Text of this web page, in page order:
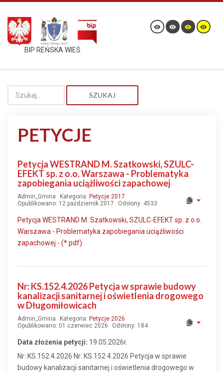
BIP REŃSKA WIEŚ
SZUKAJ
PETYCJE
Petycja WESTRAND M. Szatkowski, SZULC-
EFEKT sp. z o.o. Warszawa - Problematyka
zapobiegania uciążliwości zapachowej
Admin_Gmina Kategoria: Petycje 2017
Opublikowano: 12 październik 2017
Odsłony: 4533
Petycja WESTRAND M. Szatkowski, SZULC-EFEKT sp. z o.o.
Warszawa - Problematyka zapobiegania uciążliwości
zapachowej - (*.pdf)
Nr: KS.152.4.2026 Petycja w sprawie budowy
kanalizacji sanitarnej i oświetlenia drogowego
w Długomiłowicach
Admin_Gmina Kategoria: Petycje 2026
Opublikowano: 01 czerwiec 2026
Odsłony: 184
Data złożenia petycji: 19.05.2026r.
Nr: KS.152.4.2026 Nr: KS.152.4.2026 Petycja w sprawie
budowy kanalizacji sanitarnej i oświetlenia drogowego w